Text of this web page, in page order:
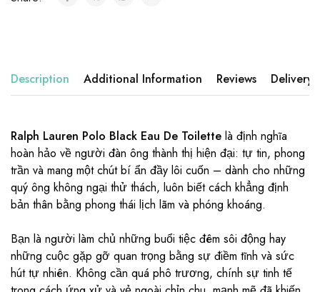
Description Additional Information Reviews Delivery
Ralph Lauren Polo Black Eau De Toilette là định nghĩa
hoàn hảo về người đàn ông thành thị hiện đại: tự tin, phong
trần và mang một chút bí ẩn đầy lôi cuốn – dành cho những
quý ông không ngại thử thách, luôn biết cách khẳng định
bản thân bằng phong thái lịch lãm và phóng khoáng.
Bạn là người làm chủ những buổi tiệc đêm sôi động hay
những cuộc gặp gỡ quan trọng bằng sự điềm tĩnh và sức
hút tự nhiên. Không cần quá phô trương, chính sự tinh tế